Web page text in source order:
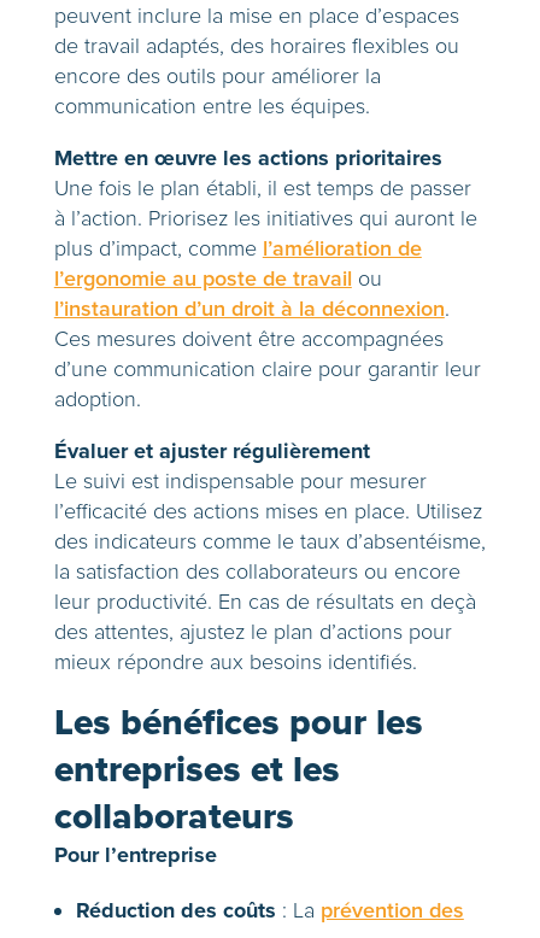
peuvent inclure la mise en place d’espaces
de travail adaptés, des horaires flexibles ou
encore des outils pour améliorer la
communication entre les équipes.
Mettre en œuvre les actions prioritaires
Une fois le plan établi, il est temps de passer
à l’action. Priorisez les initiatives qui auront le
plus d’impact, comme l’amélioration de
l’ergonomie au poste de travailou
l’instauration d’un droit à la déconnexion.
Ces mesures doivent être accompagnées
d’une communication claire pour garantir leur
adoption.
Évaluer et ajuster régulièrement
Le suivi est indispensable pour mesurer
l’efficacité des actions mises en place. Utilisez
des indicateurs comme le taux d’absentéisme,
la satisfaction des collaborateurs ou encore
leur productivité. En cas de résultats en deçà
des attentes, ajustez le plan d’actions pour
mieux répondre aux besoins identifiés.
Les bénéfices pour les
entreprises et les
collaborateurs
Pour l’entreprise
Réduction des coûts : La prévention des